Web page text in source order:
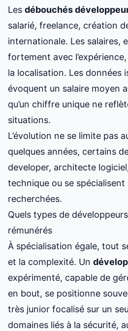
Les débouchés
salarié, freelance, création
internationale. Les salaires,
fortement avec
la localisation. Les données
évoquent un salaire moyen
qu’un chiffre unique ne
situations.
L’évolution ne se limite pas
quelques années, certains
developer, architecte
technique ou se
recherchées.
Quels types de
rémunérés
À spécialisation égale, tout
et la complexité. Un
expérimenté, capable de
en bout, se positionne
très junior focalisé sur un
domaines liés à la sécurité,